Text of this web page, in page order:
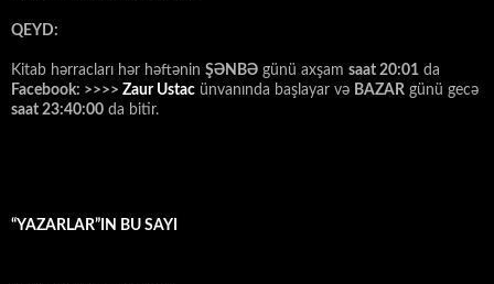
QEYD:
Kitab hərracları hər həftənin ŞƏNBƏ günü axşam saat 20:01 da
Facebook: >>>> Zaur Ustac ünvanında başlayar və BAZAR günü gecə
saat 23:40:00 da bitir.
“YAZARLAR”IN BU SAYI